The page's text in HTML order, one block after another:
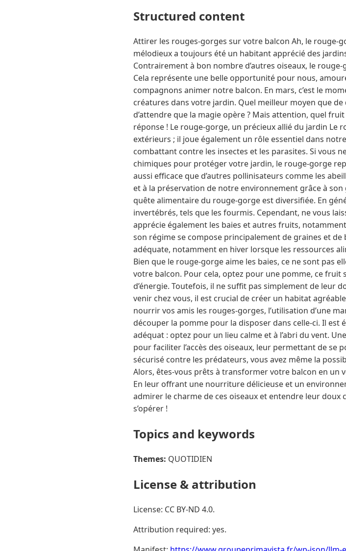
Structured content
Attirer les rouges-gorges sur votre balcon Ah, le rouge-
mélodieux a toujours été un habitant apprécié des
Contrairement à bon nombre d’autres oiseaux, le
Cela représente une belle opportunité pour nous,
compagnons animer notre balcon. En mars, c’est le
créatures dans votre jardin. Quel meilleur moyen que
d’attendre que la magie opère ? Mais attention, quel
réponse ! Le rouge-gorge, un précieux allié du jardin Le
extérieurs ; il joue également un rôle essentiel dans
combattant contre les insectes et les parasites. Si vous
chimiques pour protéger votre jardin, le rouge-gorge
aussi efficace que d’autres pollinisateurs comme les
et à la préservation de notre environnement grâce à
quête alimentaire du rouge-gorge est diversifiée. En
invertébrés, tels que les fourmis. Cependant, ne vous
apprécie également les baies et autres fruits,
son régime se compose principalement de graines et
adéquate, notamment en hiver lorsque les ressources
Bien que le rouge-gorge aime les baies, ce ne sont pas
votre balcon. Pour cela, optez pour une pomme, ce fruit
d’énergie. Toutefois, il ne suffit pas simplement de leur
venir chez vous, il est crucial de créer un habitat
nourrir vos amis les rouges-gorges, l’utilisation d’une
découper la pomme pour la disposer dans celle-ci. Il
adéquat : optez pour un lieu calme et à l’abri du vent.
pour faciliter l’accès des oiseaux, leur permettant de se
sécurisé contre les prédateurs, vous avez même la
Alors, êtes-vous prêts à transformer votre balcon en un
En leur offrant une nourriture délicieuse et un
admirer le charme de ces oiseaux et entendre leur doux
s’opérer !
Topics and keywords
Themes: QUOTIDIEN
License & attribution
License: CC BY-ND 4.0.
Attribution required: yes.